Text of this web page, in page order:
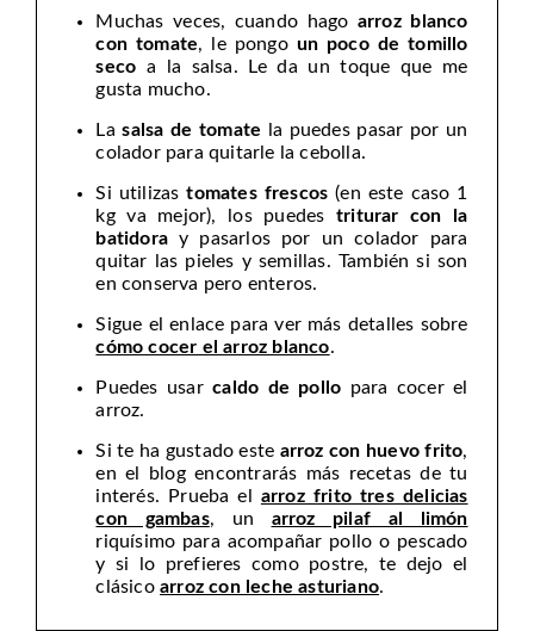
Muchas veces, cuando hago arroz blanco
con tomate, le pongo un poco de tomillo
seco a la salsa. Le da un toque que me
gusta mucho.
Lasalsa de tomate la puedes pasar por un
colador para quitarle la cebolla.
Si utilizastomates frescos (en este caso 1
kg va mejor), los puedes triturar con la
batidora y pasarlos por un colador para
quitar las pieles y semillas. También si son
en conserva pero enteros.
Sigue el enlace para ver más detalles sobre
cómo cocer el arroz blanco.
Puedes usarcaldo de pollo para cocer el
arroz.
Si te ha gustado este arroz con huevo frito,
en el blog encontrarás más recetas de tu
interés. Prueba el arroz frito tres delicias
con gambas, un arroz pilaf al limón
riquísimo para acompañar pollo o pescado
y si lo prefieres como postre, te dejo el
clásicoarroz con leche asturiano.